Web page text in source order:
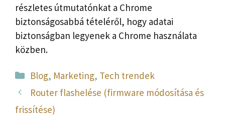
részletes útmutatónkat a Chrome
biztonságosabbá tételéről, hogy adatai
biztonságban legyenek a Chrome használata
közben.
Kategória
Blog, Marketing, Tech trendek
Router flashelése (firmware módosítása és
frissítése)